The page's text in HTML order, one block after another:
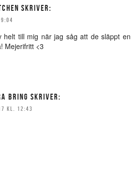
SKRIVER:
helt till mig när jag såg att de släppt en
Mejerifritt <3
BRING SKRIVER:
KL. 12:43